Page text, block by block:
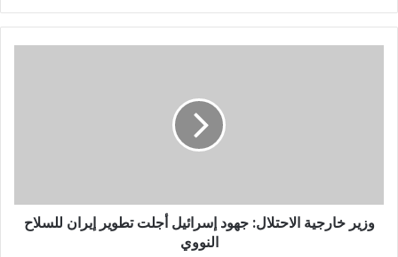
وزير خارجية الاحتلال: جهود إسرائيل أجلت تطوير إيران للسلاح
النووي